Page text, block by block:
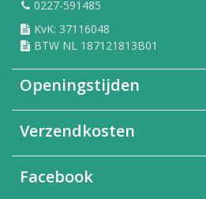
0227-591485
KvK: 37116048
BTW NL 187121813B01
Openingstijden
Verzendkosten
Facebook